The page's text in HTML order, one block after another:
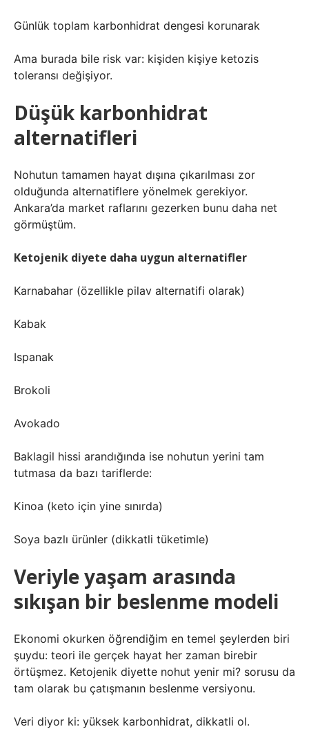
Günlük toplam karbonhidrat dengesi korunarak
Ama burada bile risk var: kişiden kişiye ketozis
toleransı değişiyor.
Düşük karbonhidrat
alternatifleri
Nohutun tamamen hayat dışına çıkarılması zor
olduğunda alternatiflere yönelmek gerekiyor.
Ankara’da market raflarını gezerken bunu daha net
görmüştüm.
Ketojenik diyete daha uygun alternatifler
Karnabahar (özellikle pilav alternatifi olarak)
Kabak
Ispanak
Brokoli
Avokado
Baklagil hissi arandığında ise nohutun yerini tam
tutmasa da bazı tariflerde:
Kinoa (keto için yine sınırda)
Soya bazlı ürünler (dikkatli tüketimle)
Veriyle yaşam arasında
sıkışan bir beslenme modeli
Ekonomi okurken öğrendiğim en temel şeylerden biri
şuydu: teori ile gerçek hayat her zaman birebir
örtüşmez. Ketojenik diyette nohut yenir mi? sorusu da
tam olarak bu çatışmanın beslenme versiyonu.
Veri diyor ki: yüksek karbonhidrat, dikkatli ol.